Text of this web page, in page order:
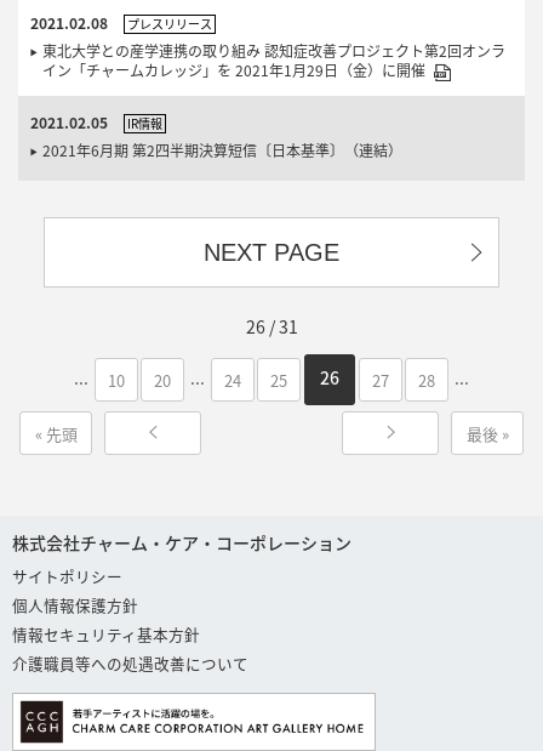
2021.02.08 プレスリリース
東北大学との産学連携の取り組み 認知症改善プロジェクト第2回オンラ
イン「チャームカレッジ」を 2021年1月29日（金）に開催
2021.02.05 IR情報
2021年6月期 第2四半期決算短信〔日本基準〕（連結）
NEXT PAGE
26 / 31
« 先頭
... 10 20 ... 24 25 26 27 28 ...
最後 »
株式会社チャーム・ケア・コーポレーション
サイトポリシー
個人情報保護方針
情報セキュリティ基本方針
介護職員等への処遇改善について